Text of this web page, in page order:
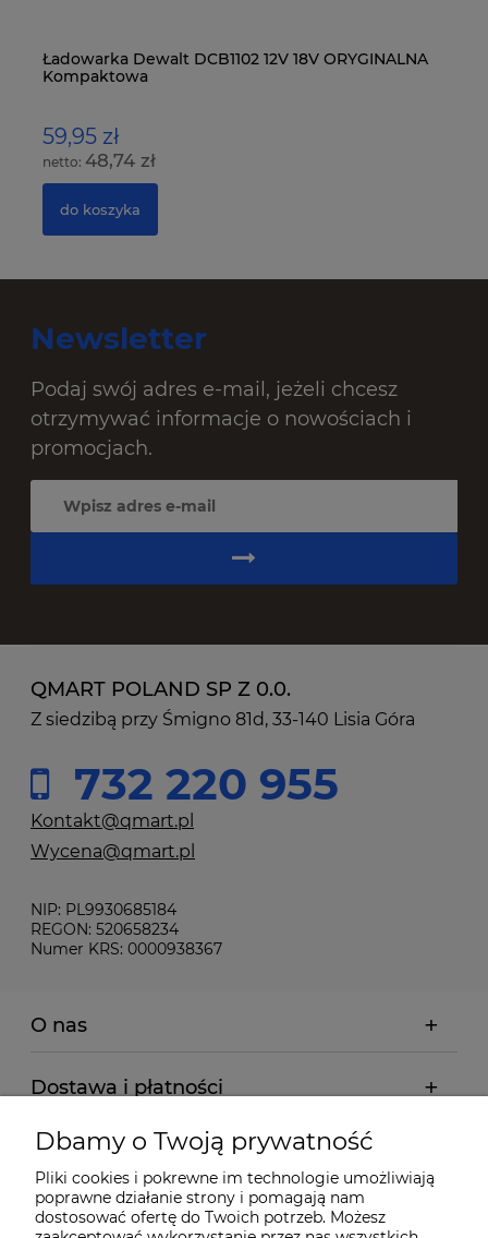
Ładowarka Dewalt DCB1102 12V 18V ORYGINALNA
Kompaktowa
59,95 zł
48,74 zł
do koszyka
Newsletter
Podaj swój adres e-mail, jeżeli chcesz
otrzymywać informacje o nowościach i
promocjach.
QMART POLAND SP Z 0.0.
Z siedzibą przy Śmigno 81d, 33-140 Lisia Góra
732 220 955
Kontakt@qmart.pl
Wycena@qmart.pl
NIP: PL9930685184
REGON: 520658234
Numer KRS: 0000938367
O nas
Dostawa i płatności
Pomoc
Gwarancja i Serwis
Dbamy o Twoją prywatność
Pliki cookies i pokrewne im technologie umożliwiają
poprawne działanie strony i pomagają nam
dostosować ofertę do Twoich potrzeb. Możesz